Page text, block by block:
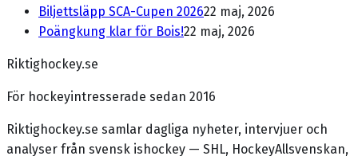
Biljettsläpp SCA-Cupen 202622 maj, 2026
Poängkung klar för Bois!22 maj, 2026
Riktighockey.se
För hockeyintresserade sedan 2016
Riktighockey.se samlar dagliga nyheter, intervjuer och
analyser från svensk ishockey — SHL, HockeyAllsvenskan,